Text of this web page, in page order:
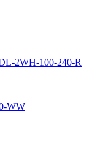
2WH-100-240-R
WW